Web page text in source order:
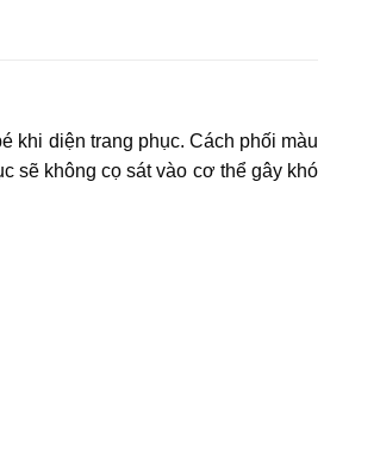
khi diện trang phục. Cách phối màu
sẽ không cọ sát vào cơ thể gây khó